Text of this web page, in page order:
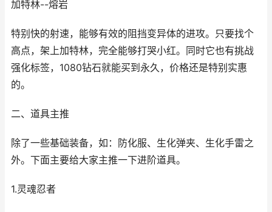
加特林--熔岩
特别快的射速，能够有效的阻挡变异体的进攻。只要找个
高点，架上加特林，完全能够打哭小红。同时它也有挑战
强化标签，1080钻石就能买到永久，价格还是特别实惠
的。
二、道具主推
除了一些基础装备，如：防化服、生化弹夹、生化手雷之
外。下面主要给大家主推一下进阶道具。
1.灵魂忍者